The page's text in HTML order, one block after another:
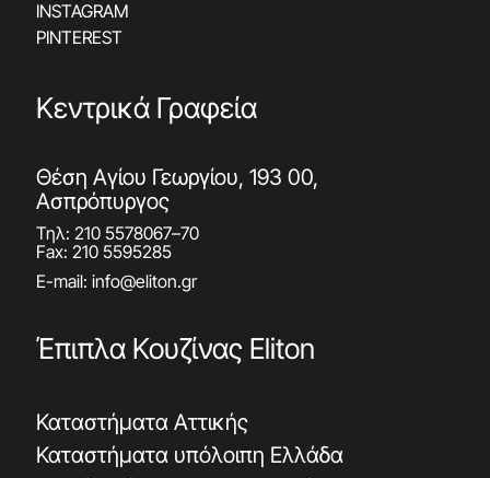
INSTAGRAM
PINTEREST
Κεντρικά Γραφεία
Θέση Αγίου Γεωργίου, 193 00,
Ασπρόπυργος
Τηλ: 210 5578067–70
Fax: 210 5595285
E-mail: info@eliton.gr
Έπιπλα Κουζίνας Eliton
Καταστήματα Αττικής
Καταστήματα υπόλοιπη Ελλάδα